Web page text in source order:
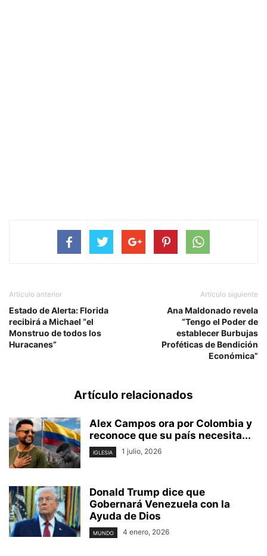
Artículo anterior
Estado de Alerta: Florida
recibirá a Michael “el
Monstruo de todos los
Huracanes”
Artículo siguiente
Ana Maldonado revela
“Tengo el Poder de
establecer Burbujas
Proféticas de Bendición
Económica”
Artículo relacionados
Alex Campos ora por Colombia y
reconoce que su país necesita...
IGLESIA 1 julio, 2026
Donald Trump dice que
Gobernará Venezuela con la
Ayuda de Dios
MUNDO 4 enero, 2026